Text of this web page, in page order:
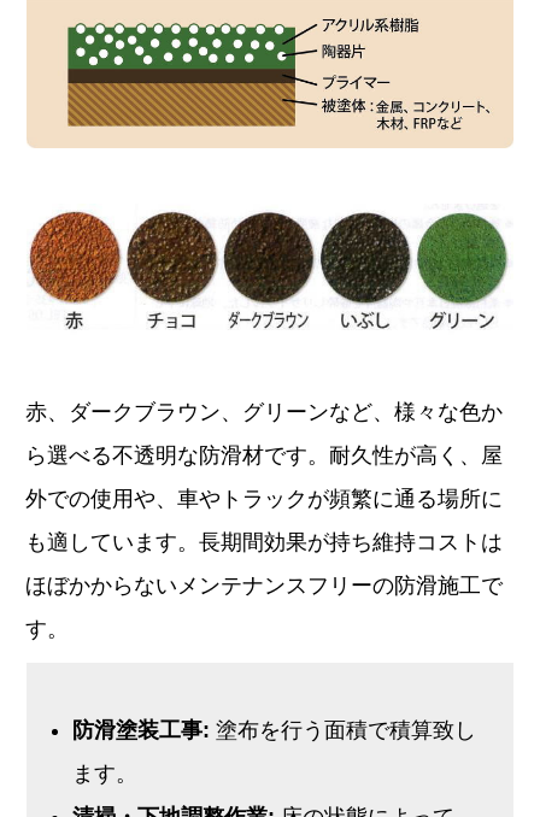
赤、ダークブラウン、グリーンなど、様々な色か
ら選べる不透明な防滑材です。耐久性が高く、屋
外での使用や、車やトラックが頻繁に通る場所に
も適しています。長期間効果が持ち維持コストは
ほぼかからないメンテナンスフリーの防滑施工で
す。
防滑塗装工事: 塗布を行う面積で積算致し
ます。